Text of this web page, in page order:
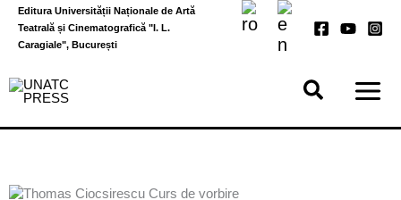
Skip
content
Editura Universității Naționale de Artă
Teatrală și Cinematografică "I. L.
Caragiale", București